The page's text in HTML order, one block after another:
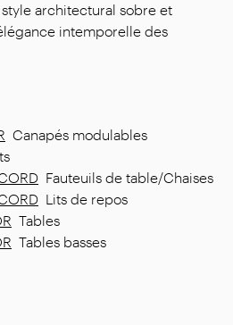
architectural sobre et
intemporelle des
Canapés modulables
Fauteuils de table/Chaises
Lits de repos
Tables
Tables basses